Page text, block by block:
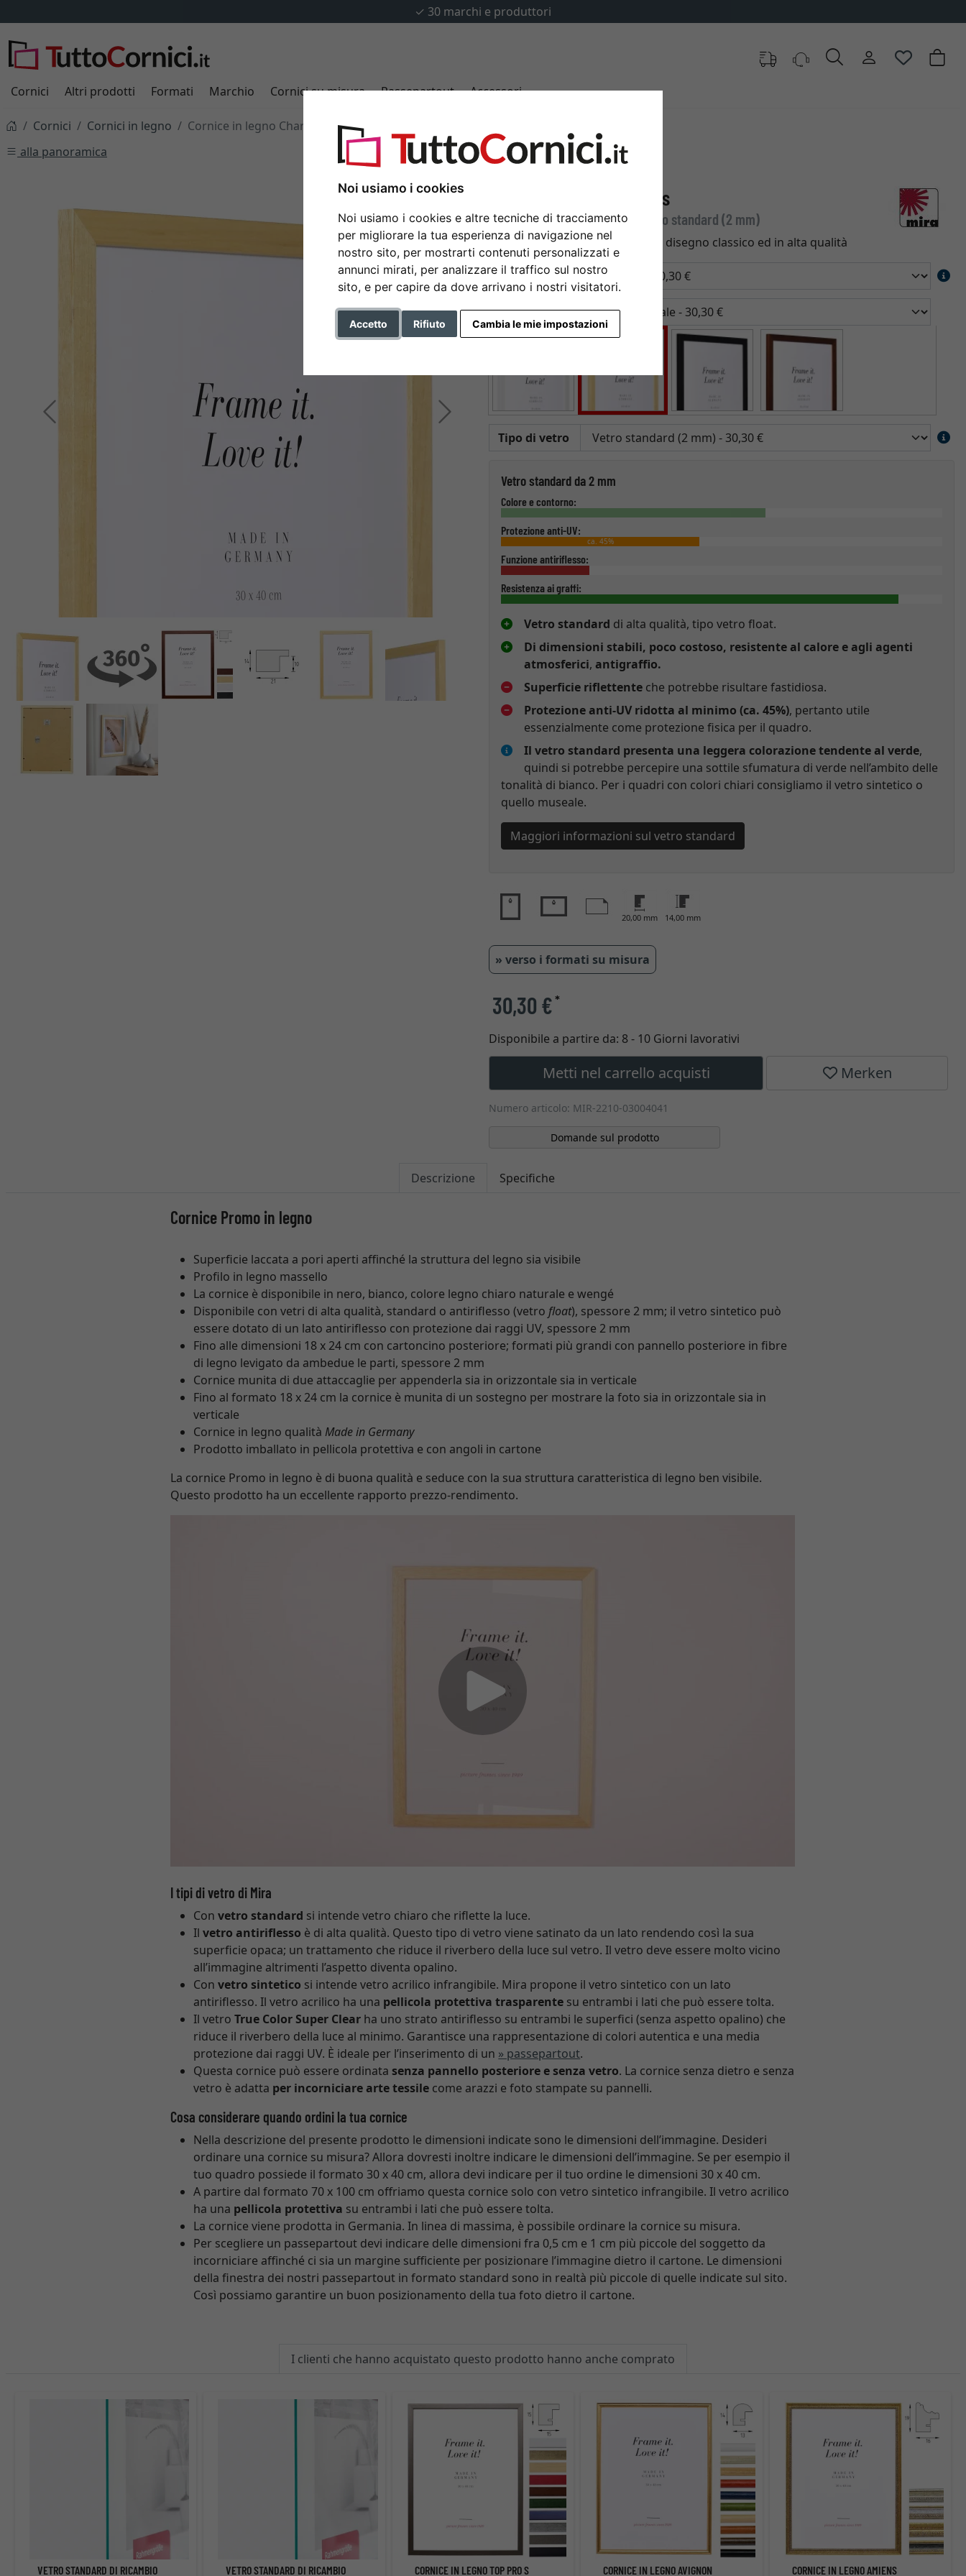
Noi usiamo i cookies
Noi usiamo i cookies e altre tecniche di tracciamento
per migliorare la tua esperienza di navigazione nel
nostro sito, per mostrarti contenuti personalizzati e
annunci mirati, per analizzare il traffico sul nostro
sito, e per capire da dove arrivano i nostri visitatori.
Accetto Rifiuto Cambia le mie impostazioni
✓ 30 marchi e produttori
Cornici Altri prodotti Formati Marchio Cornici su misura Passepartout Accessori
Cornici Cornici in legno
Cornice in legno Chartres
alla panoramica
Indietro Avanti
Cornice in legno Chartres
30x40 cm | colore naturale | Vetro standard (2 mm)
Cornice economica in legno con disegno classico ed in alta qualità
Formato
Colore
Tipo di vetro
Vetro standard da 2 mm
Colore e contorno:
Protezione anti-UV:
ca. 45%
Funzione antiriflesso:
Resistenza ai graffi:
Vetro standard di alta qualità, tipo vetro float.
Di dimensioni stabili, poco costoso, resistente al calore e agli agenti
atmosferici, antigraffio.
Superficie riflettente che potrebbe risultare fastidiosa.
Protezione anti-UV ridotta al minimo (ca. 45%), pertanto utile
essenzialmente come protezione fisica per il quadro.
Il vetro standard presenta una leggera colorazione tendente al verde,
quindi si potrebbe percepire una sottile sfumatura di verde nell’ambito delle
tonalità di bianco. Per i quadri con colori chiari consigliamo il vetro sintetico o
quello museale.
Maggiori informazioni sul vetro standard
20,00 mm 14,00 mm
» verso i formati su misura
30,30 €*
Disponibile a partire da: 8 - 10 Giorni lavorativi
Metti nel carrello acquisti Merken
Numero articolo: MIR-2210-03004041
Domande sul prodotto
Descrizione Specifiche
Cornice Promo in legno
Superficie laccata a pori aperti affinché la struttura del legno sia visibile
Profilo in legno massello
La cornice è disponibile in nero, bianco, colore legno chiaro naturale e wengé
Disponibile con vetri di alta qualità, standard o antiriflesso (vetro float), spessore 2 mm; il vetro sintetico può
essere dotato di un lato antiriflesso con protezione dai raggi UV, spessore 2 mm
Fino alle dimensioni 18 x 24 cm con cartoncino posteriore; formati più grandi con pannello posteriore in fibre
di legno levigato da ambedue le parti, spessore 2 mm
Cornice munita di due attaccaglie per appenderla sia in orizzontale sia in verticale
Fino al formato 18 x 24 cm la cornice è munita di un sostegno per mostrare la foto sia in orizzontale sia in
verticale
Cornice in legno qualità Made in Germany
Prodotto imballato in pellicola protettiva e con angoli in cartone
La cornice Promo in legno è di buona qualità e seduce con la sua struttura caratteristica di legno ben visibile.
Questo prodotto ha un eccellente rapporto prezzo-rendimento.
I tipi di vetro di Mira
Convetro standard si intende vetro chiaro che riflette la luce.
Ilvetro antiriflesso è di alta qualità. Questo tipo di vetro viene satinato da un lato rendendo così la sua
superficie opaca; un trattamento che riduce il riverbero della luce sul vetro. Il vetro deve essere molto vicino
all’immagine altrimenti l’aspetto diventa opalino.
Convetro sintetico si intende vetro acrilico infrangibile. Mira propone il vetro sintetico con un lato
antiriflesso. Il vetro acrilico ha una pellicola protettiva trasparente su entrambi i lati che può essere tolta.
Il vetroTrue Color Super Clear ha uno strato antiriflesso su entrambi le superfici (senza aspetto opalino) che
riduce il riverbero della luce al minimo. Garantisce una rappresentazione di colori autentica e una media
protezione dai raggi UV. È ideale per l’inserimento di un » passepartout.
Questa cornice può essere ordinata senza pannello posteriore e senza vetro. La cornice senza dietro e senza
vetro è adatta per incorniciare arte tessile come arazzi e foto stampate su pannelli.
Cosa considerare quando ordini la tua cornice
Nella descrizione del presente prodotto le dimensioni indicate sono le dimensioni dell’immagine. Desideri
ordinare una cornice su misura? Allora dovresti inoltre indicare le dimensioni dell’immagine. Se per esempio il
tuo quadro possiede il formato 30 x 40 cm, allora devi indicare per il tuo ordine le dimensioni 30 x 40 cm.
A partire dal formato 70 x 100 cm offriamo questa cornice solo con vetro sintetico infrangibile. Il vetro acrilico
ha una pellicola protettiva su entrambi i lati che può essere tolta.
La cornice viene prodotta in Germania. In linea di massima, è possibile ordinare la cornice su misura.
Per scegliere un passepartout devi indicare delle dimensioni fra 0,5 cm e 1 cm più piccole del soggetto da
incorniciare affinché ci sia un margine sufficiente per posizionare l’immagine dietro il cartone. Le dimensioni
della finestra dei nostri passepartout in formato standard sono in realtà più piccole di quelle indicate sul sito.
Così possiamo garantire un buon posizionamento della tua foto dietro il cartone.
I clienti che hanno acquistato questo prodotto hanno anche comprato
VETRO STANDARD DI RICAMBIO VETRO STANDARD DI RICAMBIO CORNICE IN LEGNO TOP PRO S CORNICE IN LEGNO AVIGNON CORNICE IN LEGNO AMIENS